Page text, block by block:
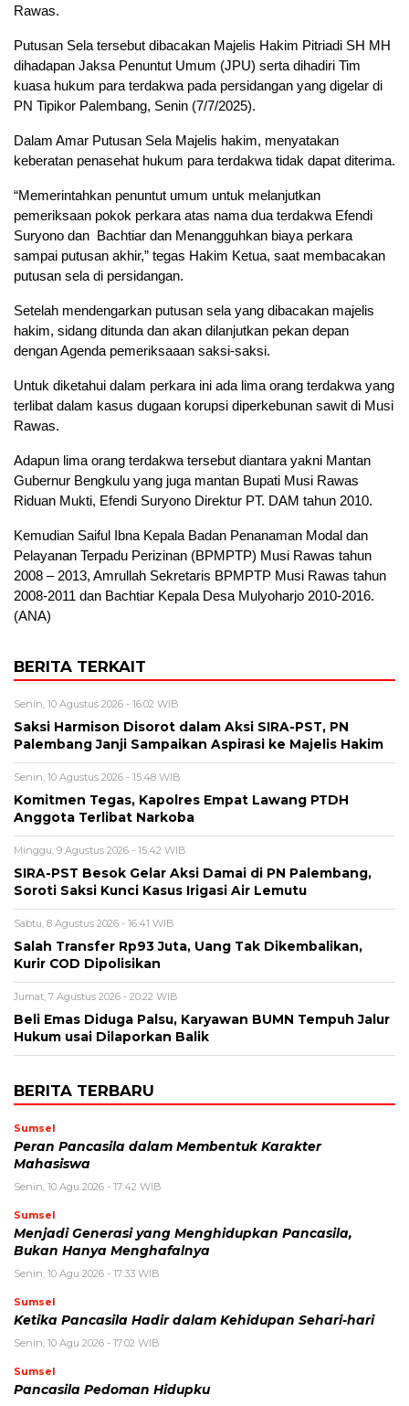
Rawas.
Putusan Sela tersebut dibacakan Majelis Hakim Pitriadi SH MH
dihadapan Jaksa Penuntut Umum (JPU) serta dihadiri Tim
kuasa hukum para terdakwa pada persidangan yang digelar di
PN Tipikor Palembang, Senin (7/7/2025).
Dalam Amar Putusan Sela Majelis hakim, menyatakan
keberatan penasehat hukum para terdakwa tidak dapat diterima.
“Memerintahkan penuntut umum untuk melanjutkan
pemeriksaan pokok perkara atas nama dua terdakwa Efendi
Suryono dan Bachtiar dan Menangguhkan biaya perkara
sampai putusan akhir,” tegas Hakim Ketua, saat membacakan
putusan sela di persidangan.
Setelah mendengarkan putusan sela yang dibacakan majelis
hakim, sidang ditunda dan akan dilanjutkan pekan depan
dengan Agenda pemeriksaaan saksi-saksi.
Untuk diketahui dalam perkara ini ada lima orang terdakwa yang
terlibat dalam kasus dugaan korupsi diperkebunan sawit di Musi
Rawas.
Adapun lima orang terdakwa tersebut diantara yakni Mantan
Gubernur Bengkulu yang juga mantan Bupati Musi Rawas
Riduan Mukti, Efendi Suryono Direktur PT. DAM tahun 2010.
Kemudian Saiful Ibna Kepala Badan Penanaman Modal dan
Pelayanan Terpadu Perizinan (BPMPTP) Musi Rawas tahun
2008 – 2013, Amrullah Sekretaris BPMPTP Musi Rawas tahun
2008-2011 dan Bachtiar Kepala Desa Mulyoharjo 2010-2016.
(ANA)
BERITA TERKAIT
Senin, 10 Agustus 2026 - 16:02 WIB
Saksi Harmison Disorot dalam Aksi SIRA-PST, PN
Palembang Janji Sampaikan Aspirasi ke Majelis Hakim
Senin, 10 Agustus 2026 - 15:48 WIB
Komitmen Tegas, Kapolres Empat Lawang PTDH
Anggota Terlibat Narkoba
Minggu, 9 Agustus 2026 - 15:42 WIB
SIRA-PST Besok Gelar Aksi Damai di PN Palembang,
Soroti Saksi Kunci Kasus Irigasi Air Lemutu
Sabtu, 8 Agustus 2026 - 16:41 WIB
Salah Transfer Rp93 Juta, Uang Tak Dikembalikan,
Kurir COD Dipolisikan
Jumat, 7 Agustus 2026 - 20:22 WIB
Beli Emas Diduga Palsu, Karyawan BUMN Tempuh Jalur
Hukum usai Dilaporkan Balik
BERITA TERBARU
Sumsel
Peran Pancasila dalam Membentuk Karakter
Mahasiswa
Senin, 10 Agu 2026 - 17:42 WIB
Sumsel
Menjadi Generasi yang Menghidupkan Pancasila,
Bukan Hanya Menghafalnya
Senin, 10 Agu 2026 - 17:33 WIB
Sumsel
Ketika Pancasila Hadir dalam Kehidupan Sehari-hari
Senin, 10 Agu 2026 - 17:02 WIB
Sumsel
Pancasila Pedoman Hidupku